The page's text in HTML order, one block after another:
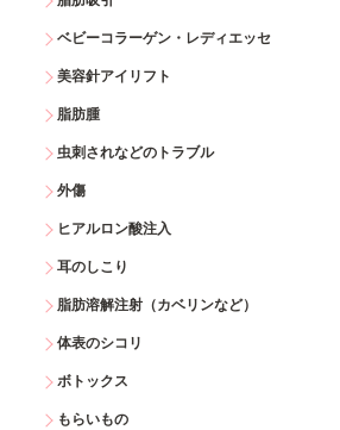
ベビーコラーゲン・レディエッセ
美容針アイリフト
脂肪腫
虫刺されなどのトラブル
外傷
ヒアルロン酸注入
耳のしこり
脂肪溶解注射（カベリンなど）
体表のシコリ
ボトックス
もらいもの